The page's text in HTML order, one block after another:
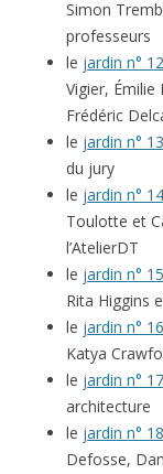
Simon
professeurs
le jardin n° 12
Vigier, Émilie
Frédéric
le jardin n° 13
du jury
le jardin n° 14
Toulotte et
l’AtelierDT
le jardin n° 15
Rita Higgins
le jardin n° 16
Katya
le jardin n° 17
architecture
le jardin n° 18
Defosse,